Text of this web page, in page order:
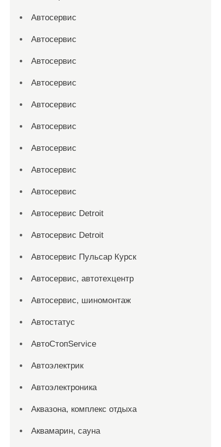
Автосервис
Автосервис
Автосервис
Автосервис
Автосервис
Автосервис
Автосервис
Автосервис
Автосервис
Автосервис Detroit
Автосервис Detroit
Автосервис Пульсар Курск
Автосервис, автотехцентр
Автосервис, шиномонтаж
Автостатус
АвтоСтопService
Автоэлектрик
Автоэлектроника
Аквазона, комплекс отдыха
Аквамарин, сауна